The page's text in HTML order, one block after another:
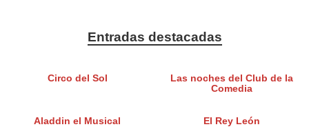
Entradas destacadas
Circo del Sol
Las noches del Club de la
Comedia
Aladdin el Musical El Rey León